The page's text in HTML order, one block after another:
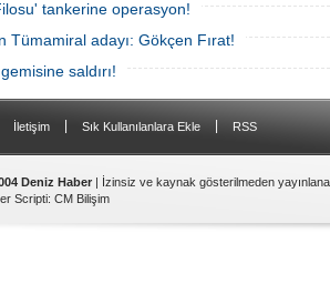
tankerine operasyon!
Tümamiral adayı: Gökçen Fırat!
saldırı!
İletişim Sık Kullanılanlara Ekle RSS
Deniz Haber | İzinsiz ve kaynak gösterilmeden
Scripti: CM Bilişim